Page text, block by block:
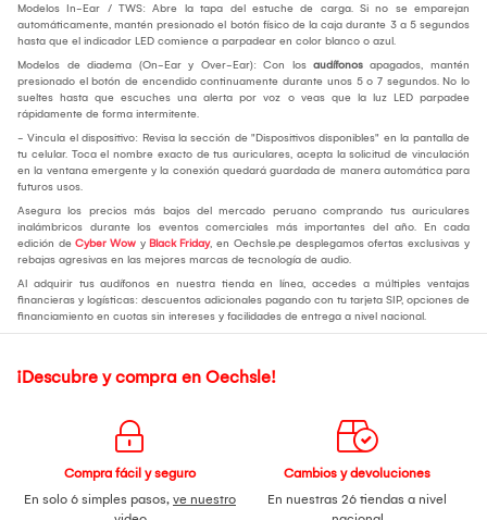
Modelos In-Ear / TWS: Abre la tapa del estuche de carga. Si no se emparejan
automáticamente, mantén presionado el botón físico de la caja durante 3 a 5 segundos
hasta que el indicador LED comience a parpadear en color blanco o azul.
Modelos de diadema (On-Ear y Over-Ear): Con los audífonos apagados, mantén
presionado el botón de encendido continuamente durante unos 5 o 7 segundos. No lo
sueltes hasta que escuches una alerta por voz o veas que la luz LED parpadee
rápidamente de forma intermitente.
- Vincula el dispositivo: Revisa la sección de "Dispositivos disponibles" en la pantalla de
tu celular. Toca el nombre exacto de tus auriculares, acepta la solicitud de vinculación
en la ventana emergente y la conexión quedará guardada de manera automática para
futuros usos.
Asegura los precios más bajos del mercado peruano comprando tus auriculares
inalámbricos durante los eventos comerciales más importantes del año. En cada
edición de Cyber Wow y Black Friday, en Oechsle.pe desplegamos ofertas exclusivas y
rebajas agresivas en las mejores marcas de tecnología de audio.
Al adquirir tus audífonos en nuestra tienda en línea, accedes a múltiples ventajas
financieras y logísticas: descuentos adicionales pagando con tu tarjeta SIP, opciones de
financiamiento en cuotas sin intereses y facilidades de entrega a nivel nacional.
¡Descubre y compra en Oechsle!
Compra fácil y seguro
En solo 6 simples pasos, ve nuestro
Cambios y devoluciones
En nuestras 26 tiendas a nivel